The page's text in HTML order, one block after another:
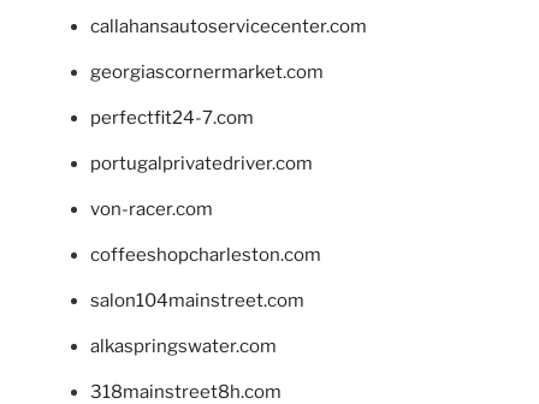
callahansautoservicecenter.com
georgiascornermarket.com
perfectfit24-7.com
portugalprivatedriver.com
von-racer.com
coffeeshopcharleston.com
salon104mainstreet.com
alkaspringswater.com
318mainstreet8h.com